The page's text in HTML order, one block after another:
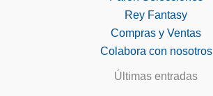
Rey Fantasy
Compras y Ventas
Colabora con nosotros
Últimas entradas